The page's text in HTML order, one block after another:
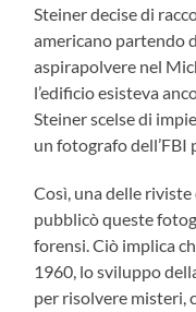
Steiner decise di
americano partendo
aspirapolvere nel
l’edificio esisteva
Steiner scelse di
un fotografo dell’FBI
Così, una delle
pubblicò queste
forensi. Ciò implica
1960, lo sviluppo
per risolvere misteri,